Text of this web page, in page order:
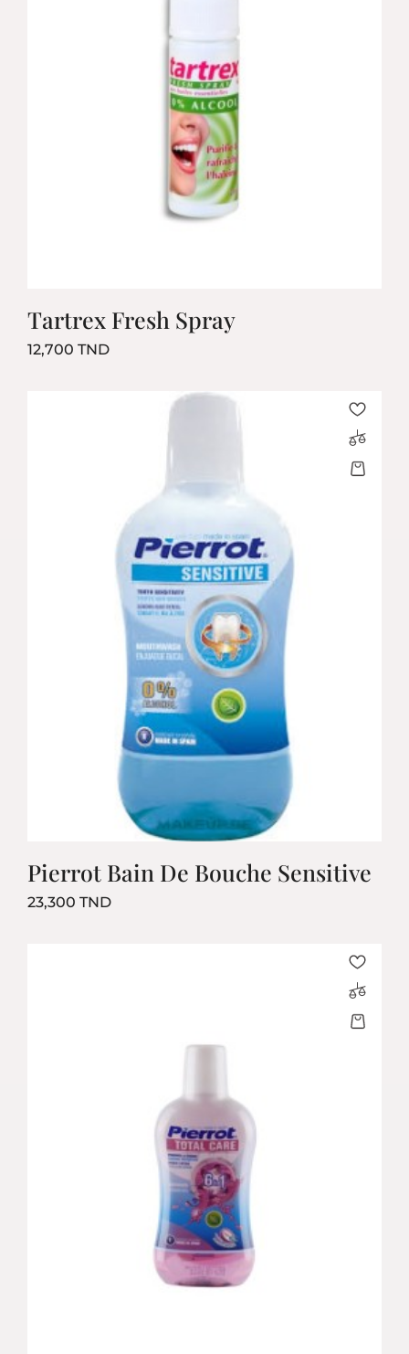
Tartrex Fresh Spray
12,700 TNDPrix
Pierrot Bain De Bouche Sensitive
23,300 TNDPrix